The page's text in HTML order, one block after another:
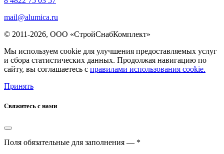
mail@alumica.ru
© 2011-2026, ООО «СтройСнабКомплект»
Мы используем cookie для улучшения предоставляемых услуг
и сбора статистических данных. Продолжая навигацию по
сайту, вы соглашаетесь с правилами использования cookie.
Принять
Свяжитесь с нами
Поля обязательные для заполнения — *